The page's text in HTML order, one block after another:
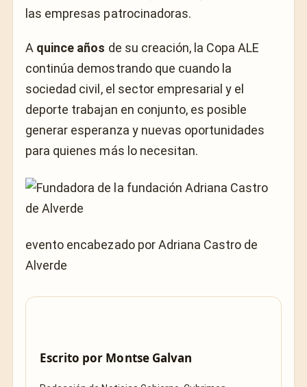
las empresas patrocinadoras.
A quince años de su creación, la Copa ALE
continúa demostrando que cuando la
sociedad civil, el sector empresarial y el
deporte trabajan en conjunto, es posible
generar esperanza y nuevas oportunidades
para quienes más lo necesitan.
evento encabezado por Adriana Castro de
Alverde
Escrito por Montse Galvan